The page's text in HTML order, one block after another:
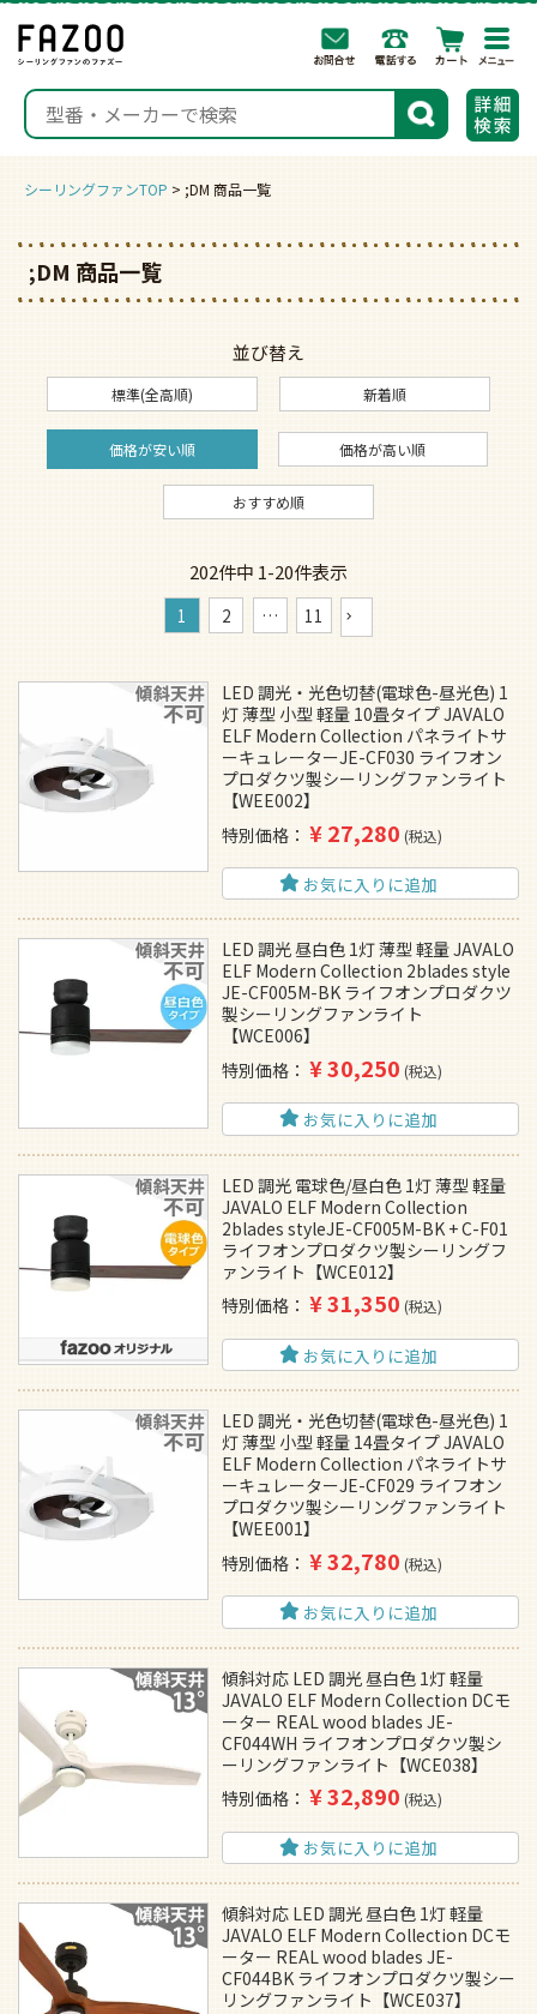
検索
シーリングファンTOP ;DM 商品一覧
;DM 商品一覧
並び替え
標準(全高順) 新着順
価格が安い順 価格が高い順
おすすめ順
202件中 1-20件表示
1 2 … 11
LED 調光・光色切替(電球色-昼光色) 1
灯 薄型 小型 軽量 10畳タイプ JAVALO
ELF Modern Collection パネライトサ
ーキュレーターJE-CF030 ライフオン
プロダクツ製シーリングファンライト
【WEE002】
特別価格
¥27,280 税込
お気に入りに追加
LED 調光 昼白色 1灯 薄型 軽量 JAVALO
ELF Modern Collection 2blades style
JE-CF005M-BK ライフオンプロダクツ
製シーリングファンライト
【WCE006】
特別価格
¥30,250 税込
お気に入りに追加
LED 調光 電球色/昼白色 1灯 薄型 軽量
JAVALO ELF Modern Collection
2blades styleJE-CF005M-BK + C-F01
ライフオンプロダクツ製シーリングフ
ァンライト【WCE012】
特別価格
¥31,350 税込
お気に入りに追加
LED 調光・光色切替(電球色-昼光色) 1
灯 薄型 小型 軽量 14畳タイプ JAVALO
ELF Modern Collection パネライトサ
ーキュレーターJE-CF029 ライフオン
プロダクツ製シーリングファンライト
【WEE001】
特別価格
¥32,780 税込
お気に入りに追加
傾斜対応 LED 調光 昼白色 1灯 軽量
JAVALO ELF Modern Collection DCモ
ーター REAL wood blades JE-
CF044WH ライフオンプロダクツ製シ
ーリングファンライト【WCE038】
特別価格
¥32,890 税込
お気に入りに追加
傾斜対応 LED 調光 昼白色 1灯 軽量
JAVALO ELF Modern Collection DCモ
ーター REAL wood blades JE-
CF044BK ライフオンプロダクツ製シー
リングファンライト【WCE037】